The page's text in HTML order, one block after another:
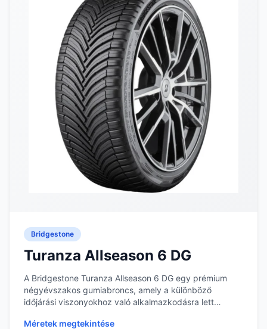
Bridgestone
Turanza Allseason 6 DG
A Bridgestone Turanza Allseason 6 DG egy prémium
négyévszakos gumiabroncs, amely a különböző
időjárási viszonyokhoz való alkalmazkodásra lett
Méretek megtekintése